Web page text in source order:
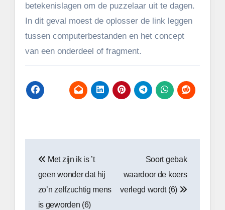
betekenislagen om de puzzelaar uit te dagen.
In dit geval moest de oplosser de link leggen
tussen computerbestanden en het concept
van een onderdeel of fragment.
navigatie
Met zijn ik is ’t
geen wonder dat hij
zo’n zelfzuchtig mens
is geworden (6)
Soort gebak
waardoor de koers
verlegd wordt (6)